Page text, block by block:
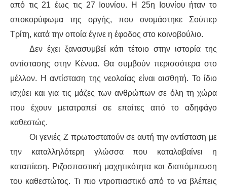
ΘΕΩΡΊΑ
ΠΟΛΙΤΙΣΜΌΣ
ΛΟΓΟΤΕΧΝΊΑ / ΤΈΧΝΗ
ΜΟΥΣΙΚΉ
ΚΙΝΗΜΑΤΟΓΡΆΦΟΣ
από τις 21 έως τις 27 Ιουνίου. Η 25η Ιουνίου ήταν το
αποκορύφωμα της οργής, που ονομάστηκε Σούπερ
Τρίτη, κατά την οποία έγινε η έφοδος στο κοινοβούλιο.
Δεν έχει ξανασυμβεί κάτι τέτοιο στην ιστορία της
αντίστασης στην Κένυα. Θα συμβούν περισσότερα στο
μέλλον. Η αντίσταση της νεολαίας είναι αισθητή. Το ίδιο
ισχύει και για τις μάζες των ανθρώπων σε όλη τη χώρα
που έχουν μετατραπεί σε επαίτες από το αδηφάγο
καθεστώς.
Οι γενιές Ζ πρωτοστατούν σε αυτή την αντίσταση με
την καταλληλότερη γλώσσα που καταλαβαίνει η
καταπίεση. Ριζοσπαστική μαχητικότητα και διαπόμπευση
του καθεστώτος. Τι πιο ντροπιαστικό από το να βλέπεις